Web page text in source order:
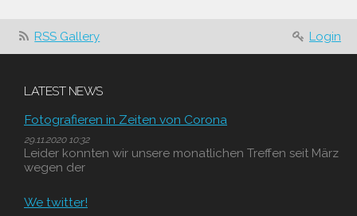
Login
RSS Gallery
LATEST NEWS
Fotografieren in Zeiten von Corona
29.11.2020 10:32
Leider konnten wir unsere monatlichen Treffen seit März
wegen der
We twitter!